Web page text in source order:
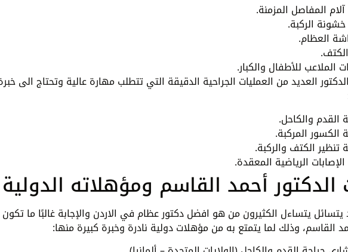
المفاصل المزمنة.
خشونة الركبة.
العظام.
الملاعب للأطفال والكبار.
العديد من العمليات الجراحية الدقيقة التي تتطلب مهارة عالية وتحتاج الى
القدم والكاحل.
الكسور المركبة.
تنظير الكتف والركبة.
الرياضية المعقدة.
الدكتور أحمد القاسم ومؤهلاته الدولية
يتسائل يتساءل الكثيرون من هو افضل دكتور عظام في الاردن والإجابة غالبًا ما تكون
القاسم، وذلك لما يتمتع به من مؤهلات دولية نادرة وخبرة كبيرة منها: